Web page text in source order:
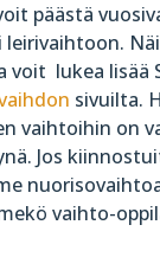
päästä
voit lukea lisää
sivuilta.
vaihtoihin on
Jos
vaihto-